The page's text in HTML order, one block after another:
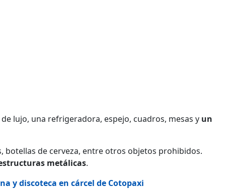
lujo, una refrigeradora, espejo, cuadros, mesas y un
botellas de cerveza, entre otros objetos prohibidos.
metálicas.
y discoteca en cárcel de Cotopaxi